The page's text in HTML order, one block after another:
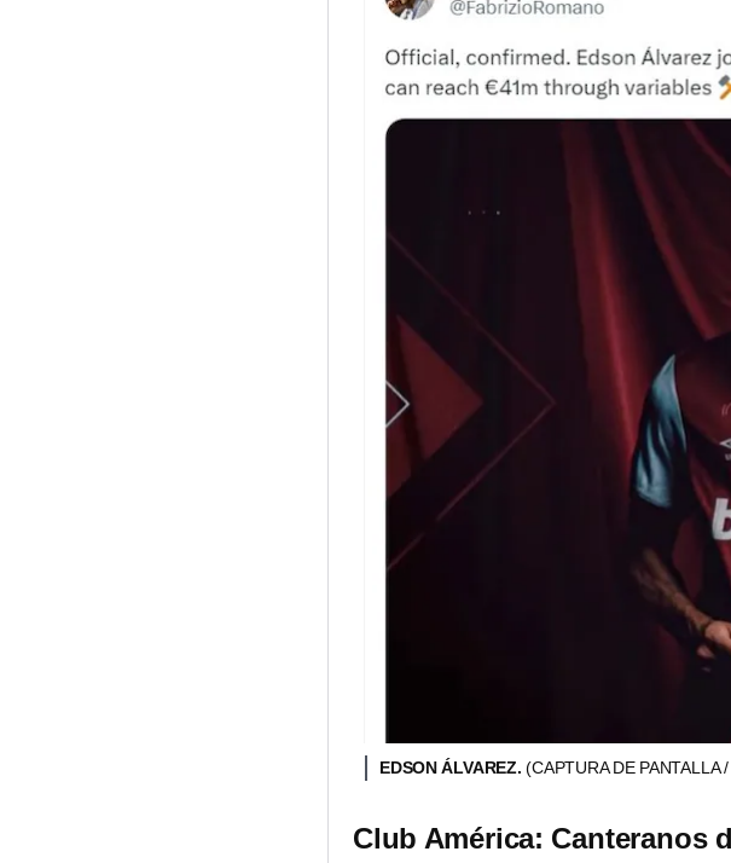
EDSON ÁLVAREZ.(CAPTURA DE PANTALLA
Club América: Canteranos